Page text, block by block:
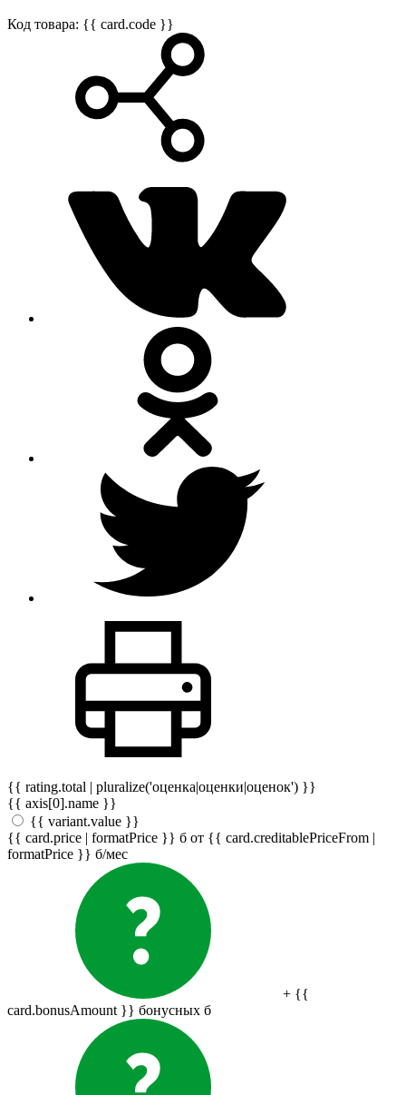
Код товара: {{ card.code }}
{{ rating.total | pluralize('оценка|оценки|оценок') }}
{{ axis[0].name }}
{{ variant.value }}
{{ card.price | formatPrice }} б от {{ card.creditablePriceFrom |
formatPrice }} б/мес
+ {{
card.bonusAmount }} бонусных б